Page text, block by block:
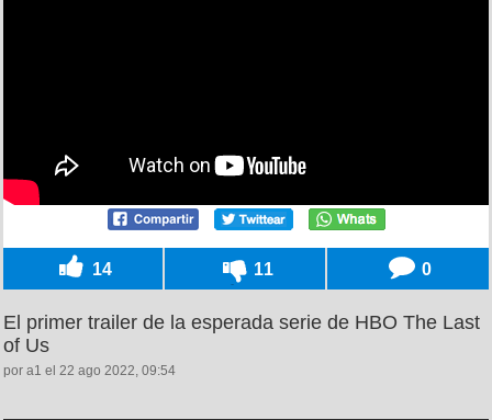
14 11 0
El primer trailer de la esperada serie de HBO The Last
of Us
por a1 el 22 ago 2022, 09:54